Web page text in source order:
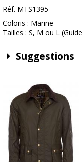
Réf. MTS1395
Coloris : Marine
Tailles : S, M ou L (
Suggestions